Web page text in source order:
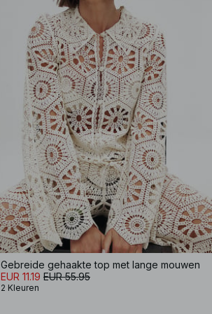
Gebreide gehaakte top met lange mouwen
EUR 11.19 EUR 55.95
2 Kleuren